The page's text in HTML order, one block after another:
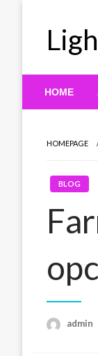
HOME
HOMEPAGE
BLOG
admin